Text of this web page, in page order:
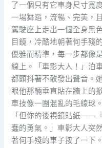
了一個只有它車身尺寸寬
一場舞蹈，流暢、完美，
駕駛座上走出一個全身黑
目鏡，冷酷地朝著何手殘
優雅而精準，每一步都像
線上。「車影大人！」泊
都顫抖著不敢發出聲音。
眼他那輛垂直貼在牆上的
車技像一團混亂的毛線球
「但你的後視鏡貼紙——
蠢的勇氣。」車影大人突
著何手殘的車子按了一下